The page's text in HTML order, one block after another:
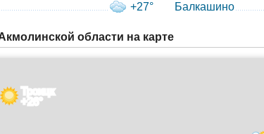
+27°
Балкашино
области на карте
Троицк
+26°